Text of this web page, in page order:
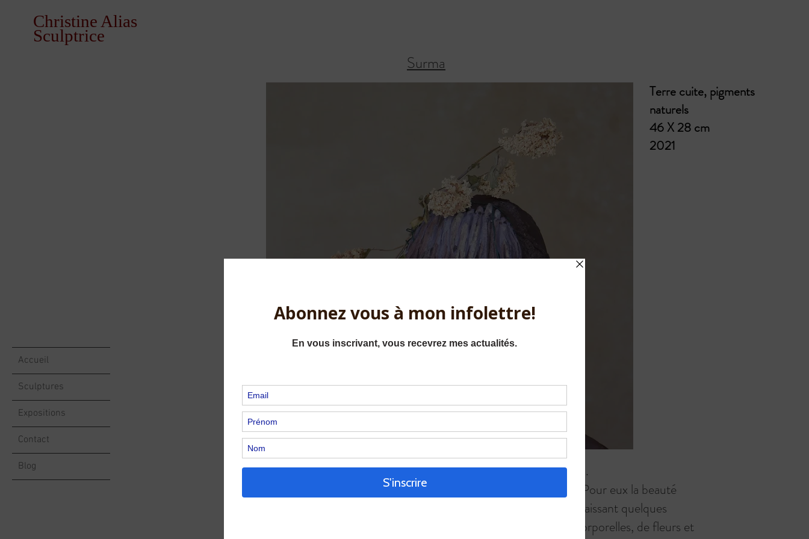
Christine Alias
Sculptrice
Accueil
Sculptures
Expositions
Contact
Blog
Surma
Terre cuite, pigments
naturels
46 X 28 cm
2021
Les Surmas vivent dans la vallée de l’Omo, grand sud Ethiopien.
Ils sont protégés par un environnement dur et peu accessible. Pour eux la beauté
physique est de première importance. Ils se rasent le crâne en laissant quelques
lignées décoratives. Ils se parent pour s’embellir de peintures corporelles, de fleurs et